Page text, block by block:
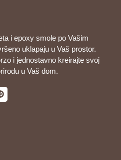
i epoxy smole po Vašim
uklapaju u Vaš prostor.
i jednostavno kreirajte svoj
u Vaš dom.